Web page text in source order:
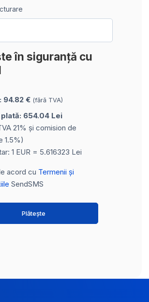
în siguranță cu
94.82 € (fără TVA)
654.04 Lei
21% și comision de
1.5%)
1 EUR = 5.616323 Lei
acord cu Termenii și
SendSMS
Plătește